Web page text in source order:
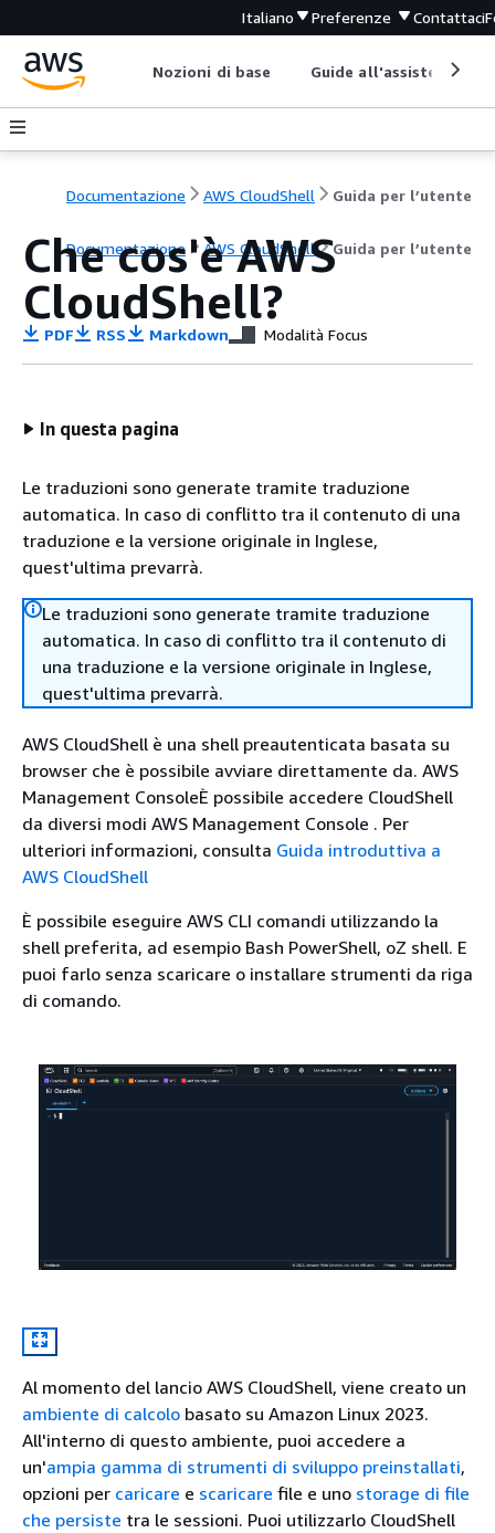
Italiano Preferenze Contattaci
Nozioni di base Guide all'assistenza
Documentazione AWS CloudShell Guida per l’utente
Documentazione AWS CloudShell Guida per l’utente
Che cos'è AWS
CloudShell?
PDF RSS Markdown Modalità Focus
In questa pagina
Le traduzioni sono generate tramite traduzione
automatica. In caso di conflitto tra il contenuto di una
traduzione e la versione originale in Inglese,
quest'ultima prevarrà.
Le traduzioni sono generate tramite traduzione
automatica. In caso di conflitto tra il contenuto di
una traduzione e la versione originale in Inglese,
quest'ultima prevarrà.
AWS CloudShell è una shell preautenticata basata su
browser che è possibile avviare direttamente da. AWS
Management ConsoleÈ possibile accedere CloudShell
da diversi modi AWS Management Console . Per
ulteriori informazioni, consulta Guida introduttiva a
AWS CloudShell
È possibile eseguire AWS CLI comandi utilizzando la
shell preferita, ad esempio Bash PowerShell, oZ shell. E
puoi farlo senza scaricare o installare strumenti da riga
di comando.
Al momento del lancio AWS CloudShell, viene creato un
ambiente di calcolo basato su Amazon Linux 2023.
All'interno di questo ambiente, puoi accedere a
un'ampia gamma di strumenti di sviluppo preinstallati,
opzioni per caricare e scaricare file e uno storage di file
che persiste tra le sessioni. Puoi utilizzarlo CloudShell